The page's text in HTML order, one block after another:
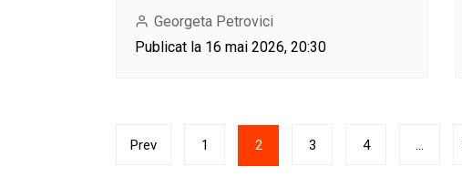
Georgeta Petrovici
Publicat la 16 mai 2026, 20:30
Paginație
Prev 1 2 3 4